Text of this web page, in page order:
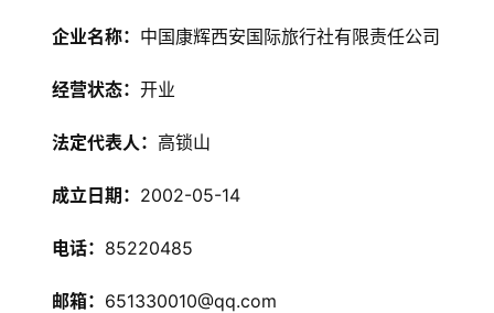
企业名称： 中国康辉西安国际旅行社有限责任公司
经营状态： 开业
法定代表人： 高锁山
成立日期： 2002-05-14
电话： 85220485
邮箱： 651330010@qq.com